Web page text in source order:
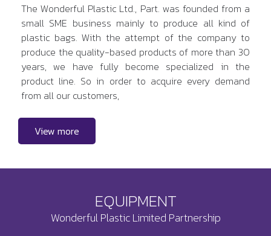
The Wonderful Plastic Ltd., Part. was founded from a
small SME business mainly to produce all kind of
plastic bags. With the attempt of the company to
produce the quality-based products of more than 30
years, we have fully become specialized in the
product line. So in order to acquire every demand
from all our customers,
View more
EQUIPMENT
Wonderful Plastic Limited Partnership